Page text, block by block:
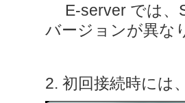
E-server では、
バージョンが異な
2. 初回接続時には